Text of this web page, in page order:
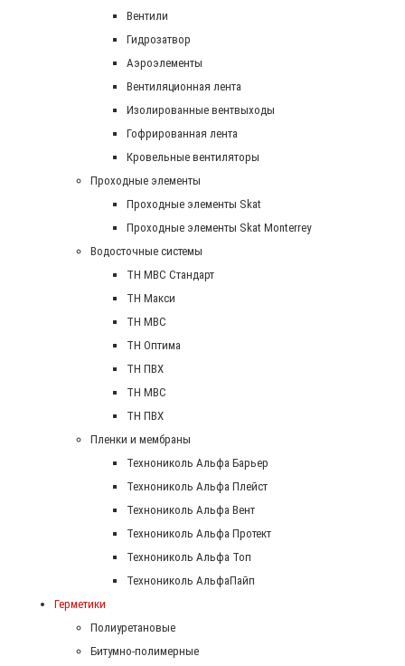
Вентили
Гидрозатвор
Аэроэлементы
Вентиляционная лента
Изолированные вентвыходы
Гофрированная лента
Кровельные вентиляторы
Проходные элементы
Проходные элементы Skat
Проходные элементы Skat Monterrey
Водосточные системы
TH MBC Стандарт
TH Макси
TH МВС
TH Оптима
TH ПВХ
ТН МВС
ТН ПВХ
Пленки и мембраны
Технониколь Альфа Барьер
Технониколь Альфа Плейст
Технониколь Альфа Вент
Технониколь Альфа Протект
Технониколь Альфа Топ
Технониколь АльфаПайп
Герметики
Полиуретановые
Битумно-полимерные